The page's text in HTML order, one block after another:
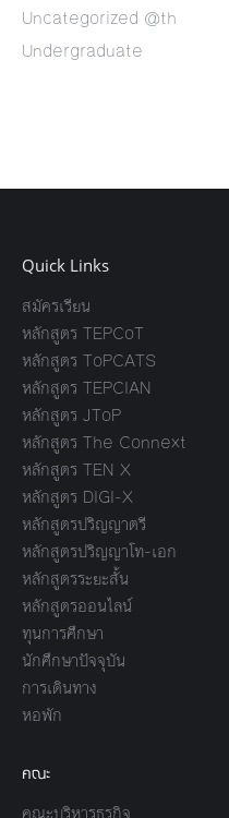
Uncategorized @th
Undergraduate
Quick Links
สมัครเรียน
หลักสูตร TEPCoT
หลักสูตร ToPCATS
หลักสูตร TEPCIAN
หลักสูตร JToP
หลักสูตร The Connext
หลักสูตร TEN X
หลักสูตร DIGI-X
หลักสูตรปริญญาตรี
หลักสูตรปริญญาโท-เอก
หลักสูตรระยะสั้น
หลักสูตรออนไลน์
ทุนการศึกษา
นักศึกษาปัจจุบัน
การเดินทาง
หอพัก
คณะ
คณะบริหารธุรกิจ